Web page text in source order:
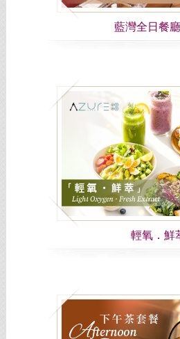
藍灣全日餐
輕氧．鮮